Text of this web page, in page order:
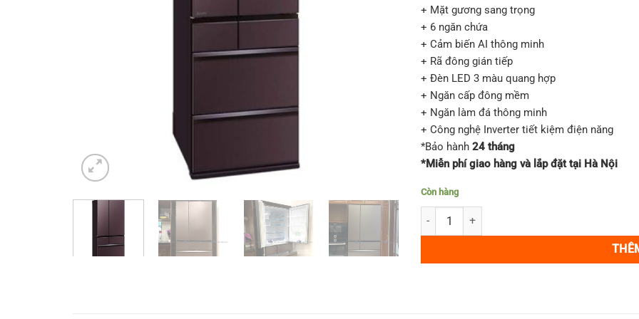
+ Mặt gương sang trọng
+ 6 ngăn chứa
+ Cảm biến AI thông minh
+ Rã đông gián tiếp
+ Đèn LED 3 màu quang hợp
+ Ngăn cấp đông mềm
+ Ngăn làm đá thông minh
+ Công nghệ Inverter tiết kiệm điện năng
*Bảo hành 24 tháng
*Miễn phí giao hàng và lắp đặt tại Hà Nội
Còn hàng
Tủ lạnh Mitsubishi MR-WXD70G-XT 700L Cảm